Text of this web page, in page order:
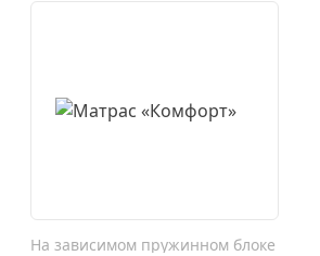
На зависимом пружинном блоке